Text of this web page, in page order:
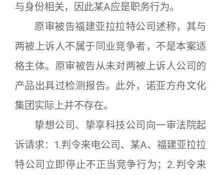
与身份相关，因此某A应是职务行为。
原审被告福建亚拉拉特公司述称，其与
两被上诉人不属于同业竞争者，不是本案适
格主体。原审被告从未对两被上诉人公司的
产品出具过检测报告。此外，诺亚方舟文化
集团实际上并不存在。
挚想公司、挚享科技公司向一审法院起
诉请求：1.判令来电公司、某A、福建亚拉拉
特公司立即停止不正当竞争行为；2.判令来